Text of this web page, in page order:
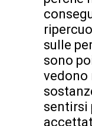
sulle
sono
vedono
sentirsi